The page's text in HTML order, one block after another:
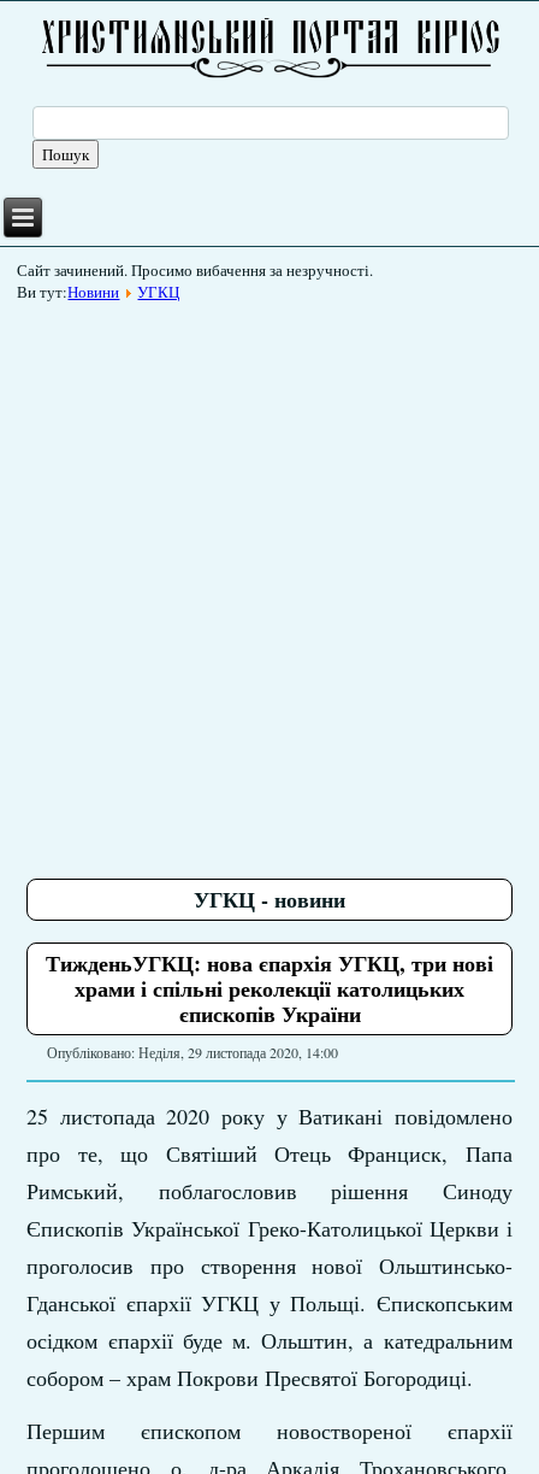
Сайт зачинений. Просимо вибачення за незручності.
Ви тут:Новини УГКЦ
УГКЦ - новини
ТижденьУГКЦ: нова єпархія УГКЦ, три нові
храми і спільні реколекції католицьких
єпископів України
Опубліковано: Неділя, 29 листопада 2020, 14:00
25 листопада 2020 року у Ватикані повідомлено
про те, що Святіший Отець Франциск, Папа
Римський, поблагословив рішення Синоду
Єпископів Української Греко-Католицької Церкви і
проголосив про створення нової Ольштинсько-
Гданської єпархії УГКЦ у Польщі. Єпископським
осідком єпархії буде м. Ольштин, а катедральним
собором – храм Покрови Пресвятої Богородиці.
Першим єпископом новоствореної єпархії
проголошено о. д-ра Аркадія Трохановського,